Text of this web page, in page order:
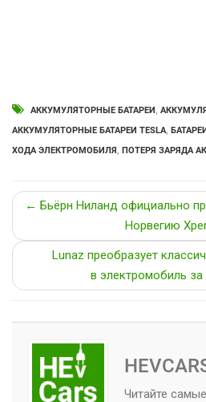
АККУМУЛЯТОРНЫЕ БАТАРЕИ,
АККУМУЛЯТОРНЫЕ БАТАРЕИ TESLA,
ХОДА ЭЛЕКТРОМОБИЛЯ, ПОТЕРЯ ЗАРЯДА
← Бьёрн Ниланд официально
Норвегию
Lunaz преобразует
в электромобиль
Читайте